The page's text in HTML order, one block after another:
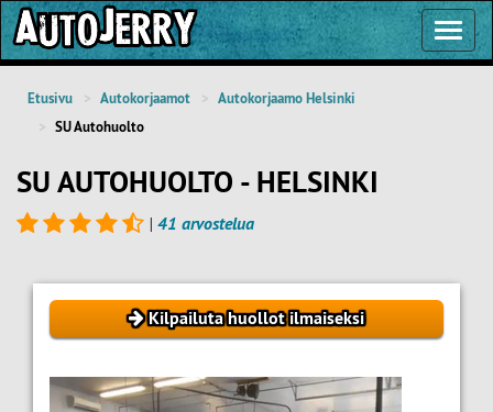
Etusivu Autokorjaamot
Autokorjaamo Helsinki
SU Autohuolto
SU AUTOHUOLTO - HELSINKI
| 41 arvostelua
Kilpailuta huollot ilmaiseksi